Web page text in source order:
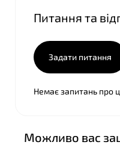
Питання та
Задати питання
Немає запитань про
Можливо вас